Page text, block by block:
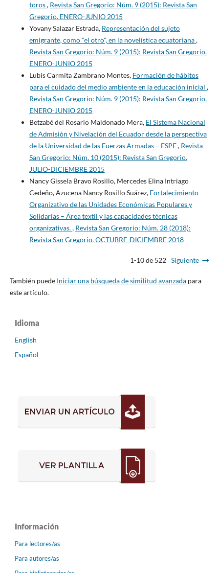
toros, Revista San Gregorio: Núm. 9 (2015): Revista San
Gregorio. ENERO-JUNIO 2015
Yovany Salazar Estrada, Representación del sujeto
emigrante, como "el otro", en la novelística ecuatoriana,
Revista San Gregorio: Núm. 9 (2015): Revista San Gregorio.
ENERO-JUNIO 2015
Lubis Carmita Zambrano Montes, Formación de hábitos
para el cuidado del medio ambiente en la educación inicial ,
Revista San Gregorio: Núm. 9 (2015): Revista San Gregorio.
ENERO-JUNIO 2015
Betzabé del Rosario Maldonado Mera, El Sistema Nacional
de Admisión y Nivelación del Ecuador desde la perspectiva
de la Universidad de las Fuerzas Armadas – ESPE, Revista
San Gregorio: Núm. 10 (2015): Revista San Gregorio.
JULIO-DICIEMBRE 2015
Nancy Gissela Bravo Rosillo, Mercedes Elina Intriago
Cedeño, Azucena Nancy Rosillo Suárez, Fortalecimiento
Organizativo de las Unidades Económicas Populares y
Solidarias – Área textil y las capacidades técnicas
organizativas., Revista San Gregorio: Núm. 28 (2018):
Revista San Gregorio. OCTUBRE-DICIEMBRE 2018
1-10 de 522 Siguiente
También puede Iniciar una búsqueda de similitud avanzadapara
este artículo.
Idioma
English
Español
Información
Para lectores/as
Para autores/as